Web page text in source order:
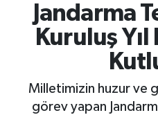
Jandarma
Kuruluş
Milletimizin huzur ve
görev yapan
DÜNYA
EKONOMİ
Tüm Manşetler
Son Dakika Haberleri
Haber Arşivi